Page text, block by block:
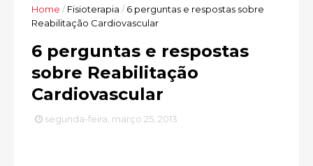
Home /Fisioterapia / 6 perguntas e respostas sobre
Reabilitação Cardiovascular
6 perguntas e respostas
sobre Reabilitação
Cardiovascular
segunda-feira, março 25, 2013